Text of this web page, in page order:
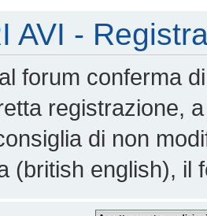
AVI -
forum conferma
registrazione,
di non
(british english), il